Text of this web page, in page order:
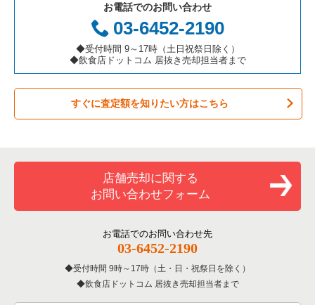
お弁当・惣菜・デリの居抜き売却物件の案件一覧
カラオケ・パブ・スナックの居抜き売却物件の案件一覧
バーの居抜き売却物件の案件一覧
居酒屋・ダイニングバーの居抜き売却物件の案件一覧
洋食の居抜き売却物件の案件一覧
その他の居抜き売却物件の案件一覧
三重県の飲食店の居抜き売却物件の案件一覧
足立区の飲食店の居抜き売却物件の案件一覧
板橋区の飲食店の居抜き売却物件の案件一覧
台東区の飲食店の居抜き売却物件の案件一覧
練馬区の飲食店の居抜き売却物件の案件一覧
北区の飲食店の居抜き売却物件の案件一覧
江戸川区の飲食店の居抜き売却物件の案件一覧
墨田区の飲食店の居抜き売却物件の案件一覧
東京23区のアジア料理の居抜き売却物件の案件一覧
東京23区のカフェの居抜き売却物件の案件一覧
東京23区のテイクアウトの居抜き売却物件の案件一覧
東京23区のお弁当・惣菜・デリの居抜き売却物件の案件一覧
東京23区のバーの居抜き売却物件の案件一覧
東京23区の居酒屋・ダイニングバーの居抜き売却物件の案件一
東京23区の専門料理の居抜き売却物件の案件一覧
東京23区の和食の居抜き売却物件の案件一覧
目黒区のカフェの居抜き売却物件の案件一覧
目黒区のテイクアウトの居抜き売却物件の案件一覧
目黒区のバーの居抜き売却物件の案件一覧
目黒区の居酒屋・ダイニングバーの居抜き売却物件の案件一覧
目黒区のその他の居抜き売却物件の案件一覧
お電話でのお問い合わせ
03-6452-2190
◆受付時間 9～17時（土日祝祭日除く）
◆飲食店ドットコム 居抜き売却担当者まで
すぐに査定額を知りたい方はこちら
店舗売却に関する
お問い合わせフォーム
お電話でのお問い合わせ先
03-6452-2190
受付時間 9時～17時（土・日・祝祭日を除く）
飲食店ドットコム 居抜き売却担当者まで